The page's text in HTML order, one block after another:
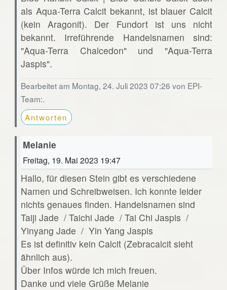
als Aqua-Terra Calcit bekannt, ist blauer Calcit
(kein Aragonit). Der Fundort ist uns nicht
bekannt. Irreführende Handelsnamen sind:
"Aqua-Terra Chalcedon" und "Aqua-Terra
Jaspis".
Bearbeitet am Montag, 24. Juli 2023 07:26 von EPI-
Team:.
Antworten
Melanie
Freitag, 19. Mai 2023 19:47
Hallo, für diesen Stein gibt es verschiedene
Namen und Schreibweisen. Ich konnte leider
nichts genaues finden. Handelsnamen sind
Taiji Jade / Taichi Jade / Tai Chi Jaspis /
Yinyang Jade / Yin Yang Jaspis
Es ist definitiv kein Calcit (Zebracalcit sieht
ähnlich aus).
Über Infos würde ich mich freuen.
Danke und viele Grüße Melanie